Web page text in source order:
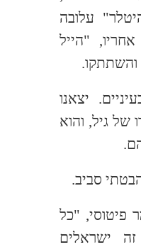
עלובה
"הייל
והשתתקו.
יצאנו
של גיל, והוא
סביב.
פיטוסי, "כל
ישראלים